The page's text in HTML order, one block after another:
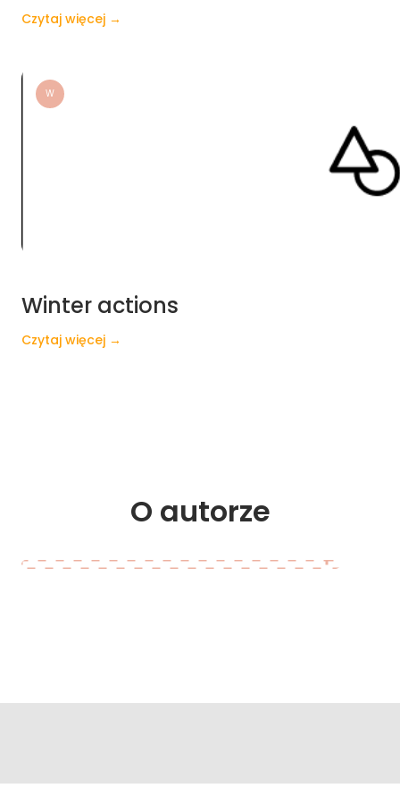
Czytaj więcej →
W
Winter actions
Czytaj więcej →
O autorze